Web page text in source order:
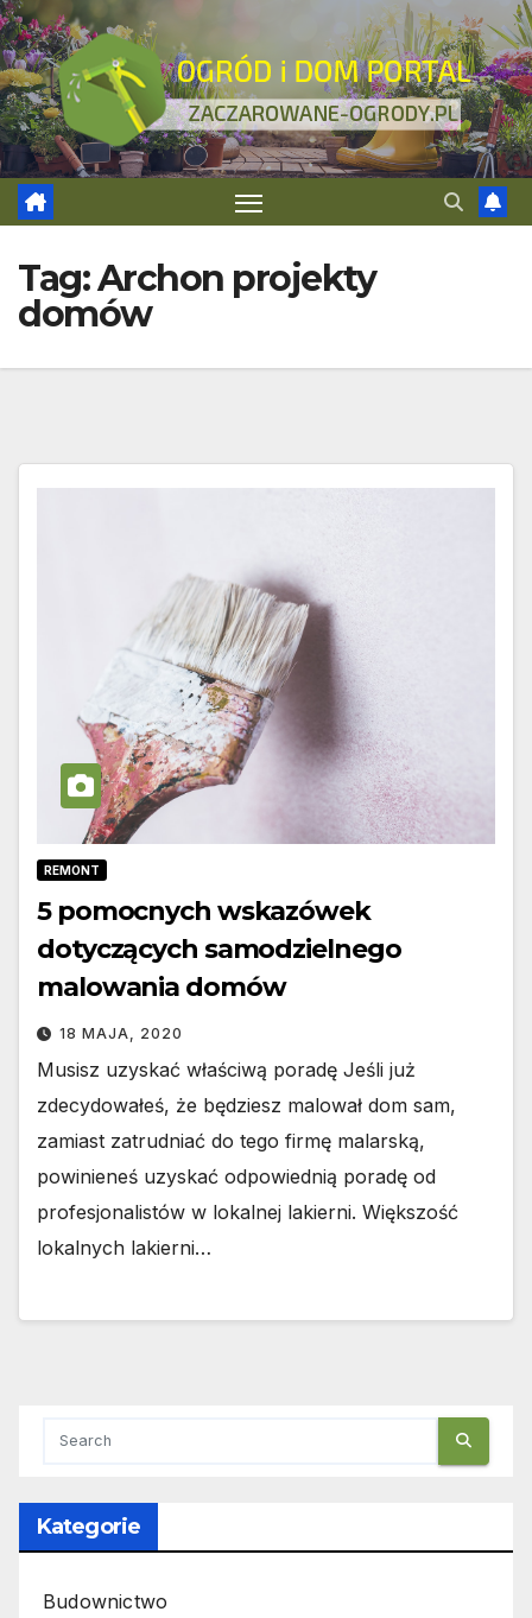
Skip
to
content
Tag:Archon projekty
domów
REMONT
5 pomocnych wskazówek
dotyczących samodzielnego
malowania domów
18 MAJA, 2020
Musisz uzyskać właściwą poradę Jeśli już
zdecydowałeś, że będziesz malował dom sam,
zamiast zatrudniać do tego firmę malarską,
powinieneś uzyskać odpowiednią poradę od
profesjonalistów w lokalnej lakierni. Większość
lokalnych lakierni…
Kategorie
Budownictwo